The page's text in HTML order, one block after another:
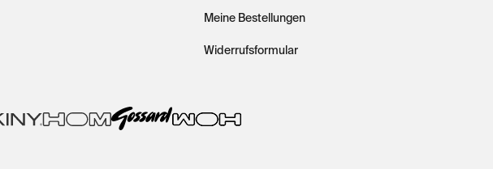
Meine Bestellungen
Widerrufsformular